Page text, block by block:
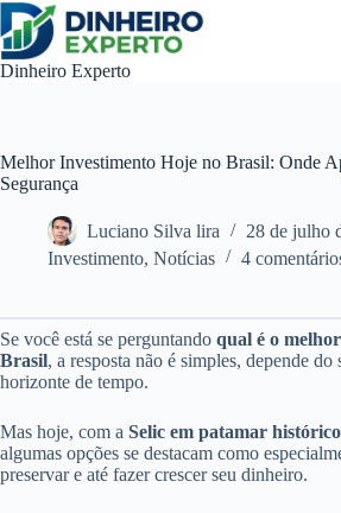
Pular
para
o
conteúdo
Dinheiro Experto
Melhor Investimento Hoje no Brasil: Onde
Segurança
Luciano Silva lira
28 de julho
Investimento, Notícias 4
Se você está se perguntando qual é o
Brasil, a resposta não é simples, depende
horizonte de tempo.
Mas hoje, com a Selic em patamar
algumas opções se destacam como
preservar e até fazer crescer seu dinheiro.